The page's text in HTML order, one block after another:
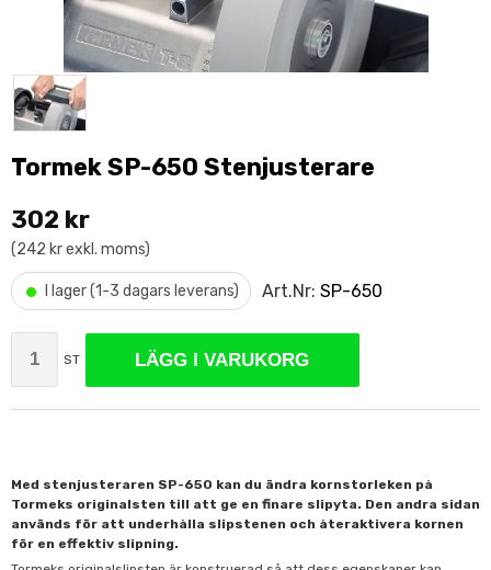
Tormek SP-650 Stenjusterare
302 kr
(242 kr exkl. moms)
• I lager (1-3 dagars leverans) Art.Nr: SP-650
ST LÄGG I VARUKORG
Med stenjusteraren SP-650 kan du ändra kornstorleken på
Tormeks originalsten till att ge en finare slipyta. Den andra sidan
används för att underhålla slipstenen och återaktivera kornen
för en effektiv slipning.